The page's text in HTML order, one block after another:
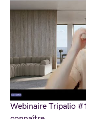
Webinaire Tripalio